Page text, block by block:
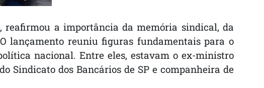
reafirmou a importância da memória sindical, da
lançamento reuniu figuras fundamentais para o
nacional. Entre eles, estavam o ex-ministro
Sindicato dos Bancários de SP e companheira de